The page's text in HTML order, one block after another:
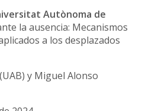
Autònoma de
la ausencia: Mecanismos
a los desplazados
y Miguel Alonso